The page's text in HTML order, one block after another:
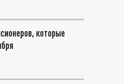
которые